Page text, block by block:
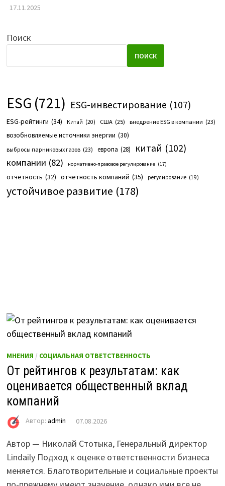
17.11.2025
Поиск
ПОИСК
ESG (721) ESG-инвестирование (107)
ESG-рейтинги (34) Китай (20) США (25) внедрение ESG в компании (23)
возобновляемые источники энергии (30)
выбросы парниковых газов (23) европа (28) китай (102)
компании (82) нормативно-правовое регулирование (17)
отчетность (32) отчетность компаний (35) регулирование (19)
устойчивое развитие (178)
МНЕНИЯ / СОЦИАЛЬНАЯ ОТВЕТСТВЕННОСТЬ
От рейтингов к результатам: как
оценивается общественный вклад
компаний
Автор: admin 07.08.2026
Автор — Николай Стотыка, Генеральный директор
Lindaily Подход к оценке ответственности бизнеса
меняется. Благотворительные и социальные проекты